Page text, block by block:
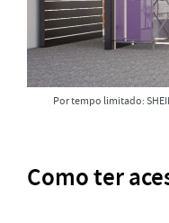
Por tempo limitado:
Como ter